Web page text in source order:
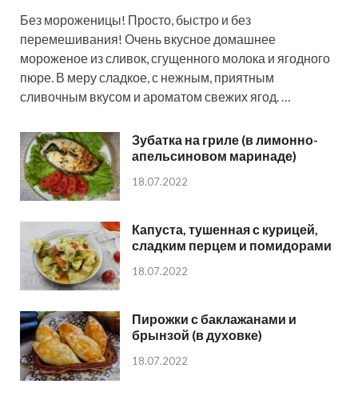
Без мороженицы! Просто, быстро и без
перемешивания! Очень вкусное домашнее
мороженое из сливок, сгущенного молока и ягодного
пюре. В меру сладкое, с нежным, приятным
сливочным вкусом и ароматом свежих ягод. …
Зубатка на гриле (в лимонно-
апельсиновом маринаде)
18.07.2022
Капуста, тушенная с курицей,
сладким перцем и помидорами
18.07.2022
Пирожки с баклажанами и
брынзой (в духовке)
18.07.2022